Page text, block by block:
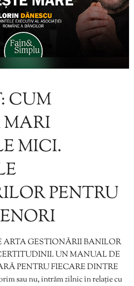
CUM
MARI
MICI.
PENTRU
ARTA GESTIONĂRII BANILOR
UN MANUAL DE
PENTRU FIECARE DINTRE
sau nu, intrăm zilnic în relație cu